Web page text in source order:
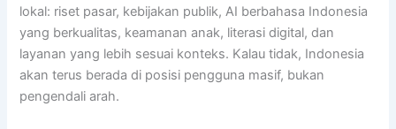
lokal: riset pasar, kebijakan publik, AI berbahasa Indonesia
yang berkualitas, keamanan anak, literasi digital, dan
layanan yang lebih sesuai konteks. Kalau tidak, Indonesia
akan terus berada di posisi pengguna masif, bukan
pengendali arah.